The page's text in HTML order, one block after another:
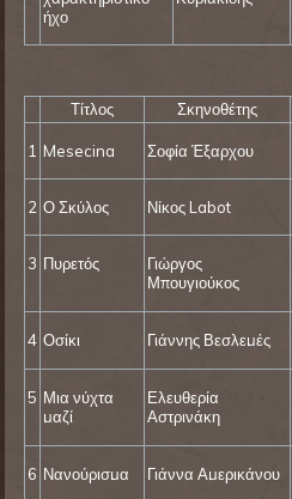
ήχο
Τίτλος Σκηνοθέτης
1 Mesecina Σοφία Έξαρχου
2 Ο Σκύλος Νίκος Labot
3 Πυρετός
Γιώργος
Μπουγιούκος
4 Οσίκι Γιάννης Βεσλεμές
5 Μια νύχτα
μαζί
Ελευθερία
Αστρινάκη
6 Νανούρισμα Γιάννα Αμερικάνου